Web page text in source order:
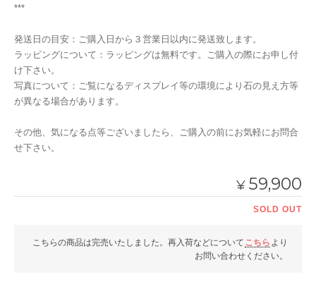
***
発送日の目安：ご購入日から３営業日以内に発送致します。
ラッピングについて：ラッピングは無料です。ご購入の際にお申し付
け下さい。
写真について：ご覧になるディスプレイ等の環境により石の見え方等
が異なる場合があります。
その他、気になる点等ございましたら、ご購入の前にお気軽にお問合
せ下さい。
¥ 59,900
SOLD OUT
こちらの商品は完売いたしました。再入荷などについて こちら より
お問い合わせください。